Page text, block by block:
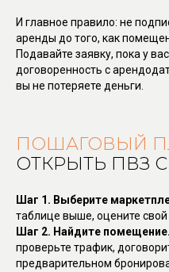
И главное правило: не
аренды до того, как
Подавайте заявку, пока у
договоренность с
вы не потеряете деньги.
ПОШАГОВЫЙ
ОТКРЫТЬ ПВЗ
Шаг 1. Выберите
таблице выше, оцените
Шаг 2. Найдите помещение.
проверьте трафик,
предварительном